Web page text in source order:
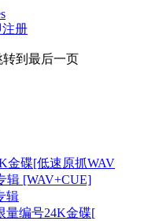
注册
转到最后一页
金碟[低速原抓WAV
辑 [WAV+CUE]
辑
量编号24K金碟[